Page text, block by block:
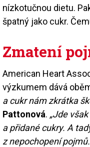
nízkotučnou dietu.
špatný jako cukr.
Zmatení
American Heart
výzkumem dává
a cukr nám zkrátka
Pattonová. „Jde
a přidané cukry. A
z nepochopení